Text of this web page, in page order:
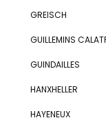
GREISCH
GUILLEMINS
GUINDAILLES
HANXHELLER
HAYENEUX